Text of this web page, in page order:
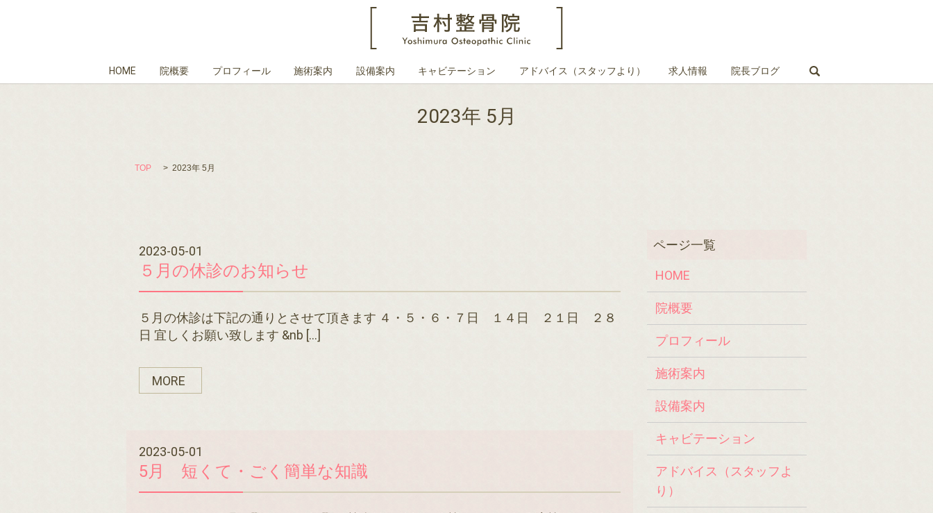
HOME 院概要 プロフィール 施術案内 設備案内 キャビテーション アドバイス（スタッフより） 求人情報 院長ブログ
2023年 5月
TOP 2023年 5月
2023-05-01
５月の休診のお知らせ
５月の休診は下記の通りとさせて頂きます ４・５・６・７日 １４日 ２１日 ２８
日 宜しくお願い致します &nb […]
MORE
2023-05-01
5月 短くて・ごく簡単な知識
HOME
院概要
プロフィール
施術案内
設備案内
キャビテーション
アドバイス（スタッフよ
り）